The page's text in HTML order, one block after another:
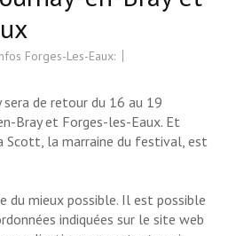
Forges-Les-Eaux:
de retour du 16 au 19
Bray et Forges-les-Eaux. Et
Scott, la marraine du festival, est
du mieux possible. Il est possible
indiquées sur le site web